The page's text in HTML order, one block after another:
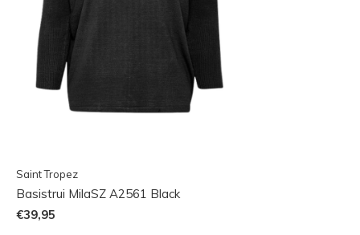
Saint Tropez
Basistrui MilaSZ A2561 Black
€39,95